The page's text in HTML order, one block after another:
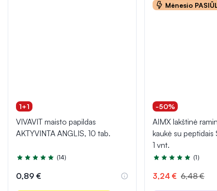
1+1
VIVAVIT maisto papildas
AKTYVINTA ANGLIS, 10 tab.
Įvertinimas 5.0 iš 5
(14)
0,89 €
Mėnesio
-50%
AIMX lakštinė
kaukė su
1 vnt.
Įvertinimas 5.0 iš 5
(1)
3,24 € 6,48 €